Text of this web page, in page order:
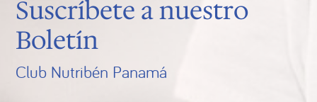
Suscríbete a nuestro
Boletín
Club Nutribén Panamá